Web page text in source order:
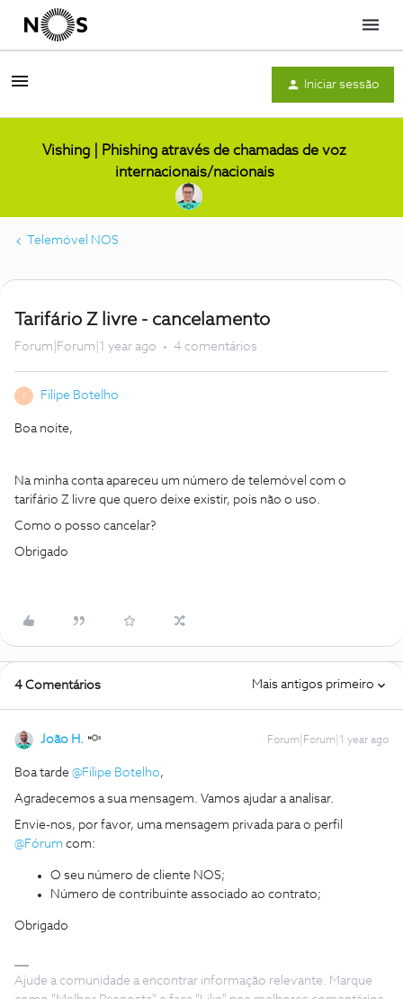
Menu
Iniciar sessão
Vishing | Phishing através de chamadas de voz
internacionais/nacionais
Telemóvel NOS
Tarifário Z livre - cancelamento
Forum|Forum|1 year ago 4 comentários
F Filipe Botelho
Boa noite,
Na minha conta apareceu um número de telemóvel com o
tarifário Z livre que quero deixe existir, pois não o uso.
Como o posso cancelar?
Obrigado
4 Comentários Mais antigos primeiro
João H. Forum|Forum|1 year ago
Boa tarde @Filipe Botelho,
Agradecemos a sua mensagem. Vamos ajudar a analisar.
Envie-nos, por favor, uma mensagem privada para o perfil
@Fórum com:
O seu número de cliente NOS;
Número de contribuinte associado ao contrato;
Obrigado
Ajude a comunidade a encontrar informação relevante. Marque